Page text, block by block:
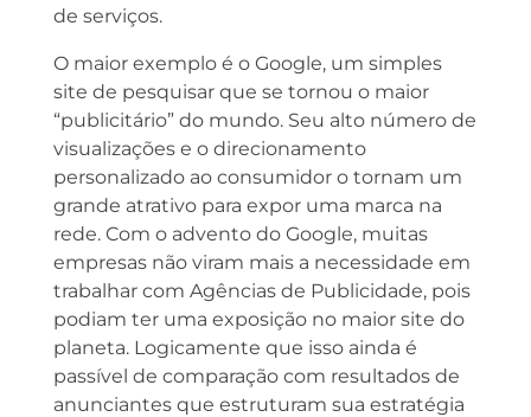
de serviços.
O maior exemplo é o Google, um simples
site de pesquisar que se tornou o maior
“publicitário” do mundo. Seu alto número de
visualizações e o direcionamento
personalizado ao consumidor o tornam um
grande atrativo para expor uma marca na
rede. Com o advento do Google, muitas
empresas não viram mais a necessidade em
trabalhar com Agências de Publicidade, pois
podiam ter uma exposição no maior site do
planeta. Logicamente que isso ainda é
passível de comparação com resultados de
anunciantes que estruturam sua estratégia